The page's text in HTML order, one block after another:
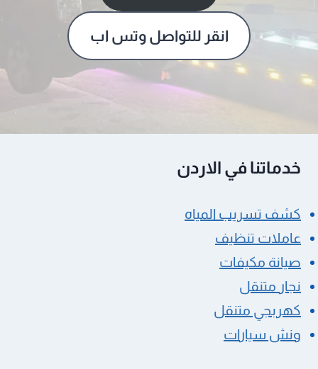
انقر للتواصل وتس اب
خدماتنا في الاردن
كشف تسريب المياه
عاملات تنظيف
صيانة مكيفات
نجار متنقل
كهربجي متنقل
ونش سيارات